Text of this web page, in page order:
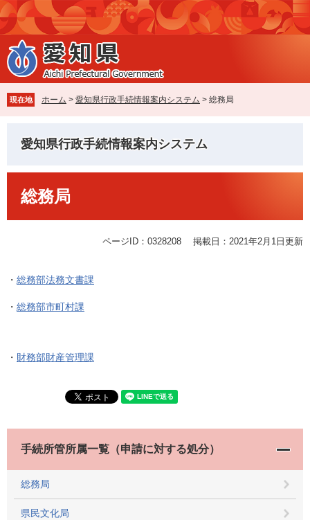
ペ
ー
ジ
の
先
で
す
メ
ニ
ュ
ー
を
ば
し
現在地 ホーム > 愛知県行政手続情報案内システム > 総務局
愛知県行政手続情報案内システム
総務局
ページID：0328208 掲載日：2021年2月1日更新
・ 総務部法務文書課
・ 総務部市町村課
・ 財務部財産管理課
手続所管所属一覧（申請に対する処分）
総務局
県民文化局